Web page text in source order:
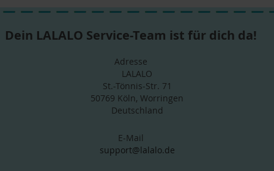
Dein LALALO Service-Team ist für dich da!
Adresse
LALALO
St.-Tönnis-Str. 71
50769 Köln, Worringen
Deutschland
E-Mail
support@lalalo.de